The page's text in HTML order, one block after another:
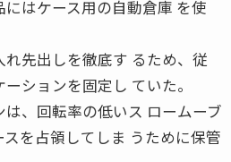
はケース用の自動倉庫 を使
先出しを徹底す るため、従
ションを固定し ていた。
、回転率の低いス ロームーブ
を占領してしま うために保管